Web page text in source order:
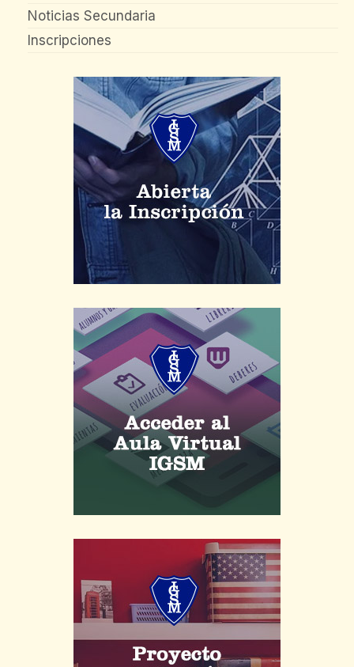
Noticias Secundaria
Inscripciones